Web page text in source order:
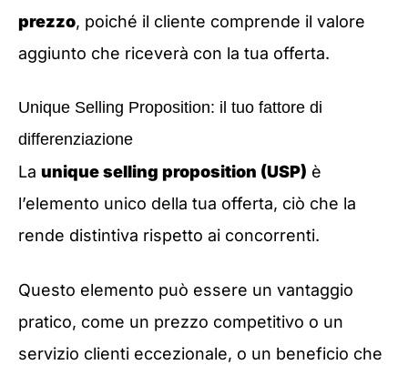
prezzo, poiché il cliente comprende il valore
aggiunto che riceverà con la tua offerta.
Unique Selling Proposition: il tuo fattore di
differenziazione
La unique selling proposition (USP) è
l’elemento unico della tua offerta, ciò che la
rende distintiva rispetto ai concorrenti.
Questo elemento può essere un vantaggio
pratico, come un prezzo competitivo o un
servizio clienti eccezionale, o un beneficio che